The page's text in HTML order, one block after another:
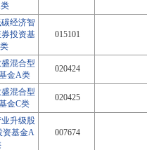
经济智
投资基
015101
混合型
金A类
020424
混合型
金C类
020425
升级股
资基金A
007674